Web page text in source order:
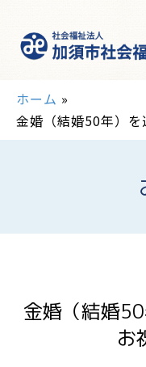
ホーム »
金婚（結婚50年）
金婚（結婚
お